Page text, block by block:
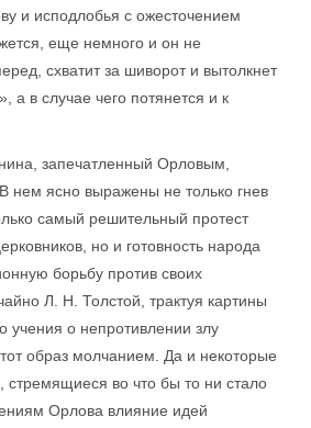
и исподлобья с ожесточением
еще немного и он не
схватит за шиворот и вытолкнет
а в случае чего потянется и к
запечатленный Орловым,
нем ясно выражены не только гнев
самый решительный протест
но и готовность народа
борьбу против своих
Л. Н. Толстой, трактуя картины
учения о непротивлении злу
образ молчанием. Да и некоторые
стремящиеся во что бы то ни стало
Орлова влияние идей